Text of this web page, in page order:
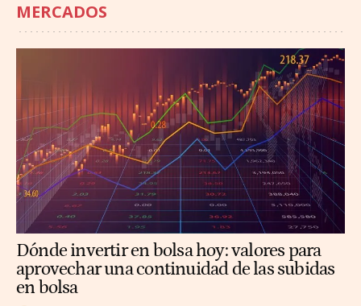
MERCADOS
Dónde invertir en bolsa hoy: valores para
aprovechar una continuidad de las subidas
en bolsa